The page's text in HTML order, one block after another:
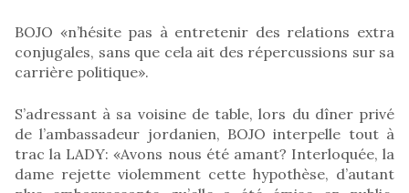
BOJO «n’hésite pas à entretenir des relations extra
conjugales, sans que cela ait des répercussions sur sa
carrière politique».
S’adressant à sa voisine de table, lors du dîner privé
de l’ambassadeur jordanien, BOJO interpelle tout à
trac la LADY: «Avons nous été amant? Interloquée, la
dame rejette violemment cette hypothèse, d’autant